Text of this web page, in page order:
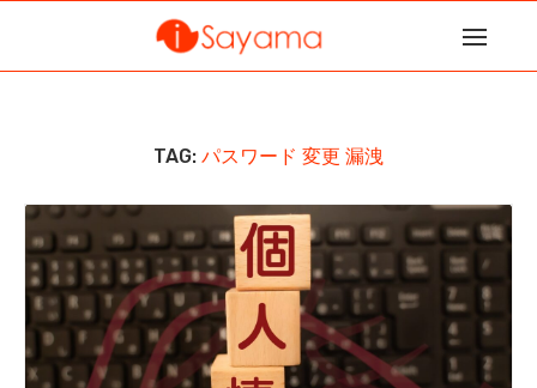
TAG: パスワード 変更 漏洩